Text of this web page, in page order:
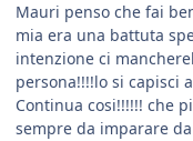
Mauri penso che fai
mia era una battuta
intenzione ci
persona!!!!lo si capisci
Continua cosi!!!!!! che
sempre da imparare